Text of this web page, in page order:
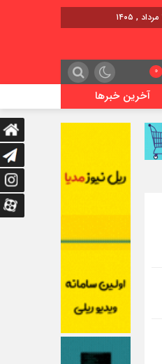
0
آخرین خبرها
اجرای پروژه احداث زیرگذر عابر پیاده در